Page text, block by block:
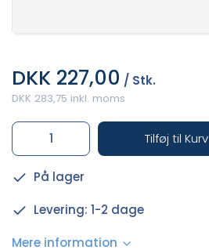
DKK 227,00 / Stk.
DKK 283,75 inkl. moms
Tilføj til Kurv
På lager
Levering: 1-2 dage
Mere information